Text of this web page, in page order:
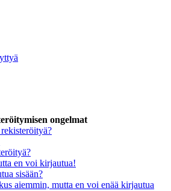
ongelmat
en voi kirjautua!
sisään?
aiemmin, mutta en voi enää kirjautua